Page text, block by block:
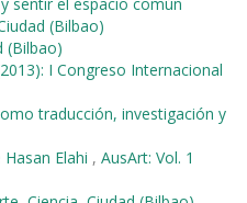
(Bilbao)
(Bilbao)
I Congreso Internacional
traducción, investigación y
Elahi , AusArt: Vol. 1